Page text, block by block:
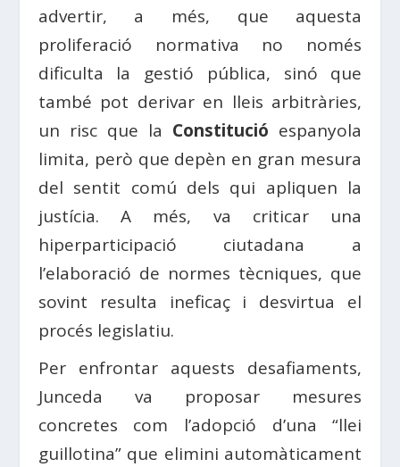
advertir, a més, que aquesta
proliferació normativa no només
dificulta la gestió pública, sinó que
també pot derivar en lleis arbitràries,
un risc que la Constitució espanyola
limita, però que depèn en gran mesura
del sentit comú dels qui apliquen la
justícia. A més, va criticar una
hiperparticipació ciutadana a
l’elaboració de normes tècniques, que
sovint resulta ineficaç i desvirtua el
procés legislatiu.
Per enfrontar aquests desafiaments,
Junceda va proposar mesures
concretes com l’adopció d’una “llei
guillotina” que elimini automàticament